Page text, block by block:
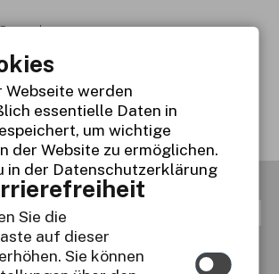
Ansicht
Webseite werden
essentielle Daten in
um wichtige
der Website zu ermöglichen.
in der Datenschutzerklärung
Sie die
auf dieser
Sie können